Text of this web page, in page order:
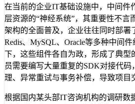
在当前的企业IT基础设施中，中间件
层资源的“神经系统”，其重要性不言
架构的全面普及，企业往往同时部署
Redis、MySQL、Oracle等多种中间
下，这些组件各自为政，形成了典型
员需要编写大量重复的SDK对接代码
理、异常重试与事务补偿，导致项目
根据国内某头部IT咨询机构的调研数